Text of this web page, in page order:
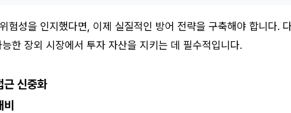
험성을 인지했다면, 이제 실질적인 방어 전략을 구축해야 합니다.
한 장외 시장에서 투자 자산을 지키는 데 필수적입니다.
근 신중화